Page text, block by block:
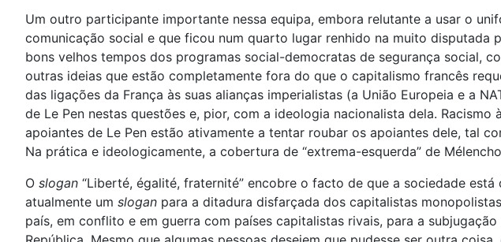
Um outro participante importante nessa equipa, embora relutante a usar o
comunicação social e que ficou num quarto lugar renhido na muito
bons velhos tempos dos programas social-democratas de segurança social,
outras ideias que estão completamente fora do que o capitalismo francês
das ligações da França às suas alianças imperialistas (a União Europeia e a
de Le Pen nestas questões e, pior, com a ideologia nacionalista dela.
apoiantes de Le Pen estão ativamente a tentar roubar os apoiantes dele, tal
Na prática e ideologicamente, a cobertura de “extrema-esquerda” de
O slogan “Liberté, égalité, fraternité” encobre o facto de que a sociedade
atualmente um slogan para a ditadura disfarçada dos capitalistas
país, em conflito e em guerra com países capitalistas rivais, para a